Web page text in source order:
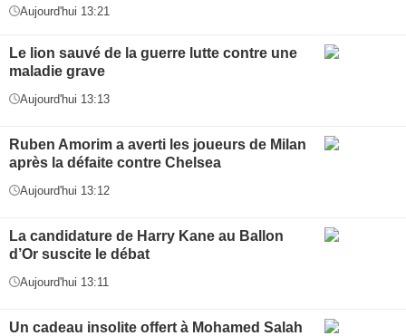
Aujourd'hui 13:21
Le lion sauvé de la guerre lutte contre une
maladie grave
Aujourd'hui 13:13
Ruben Amorim a averti les joueurs de Milan
après la défaite contre Chelsea
Aujourd'hui 13:12
La candidature de Harry Kane au Ballon
d’Or suscite le débat
Aujourd'hui 13:11
Un cadeau insolite offert à Mohamed Salah